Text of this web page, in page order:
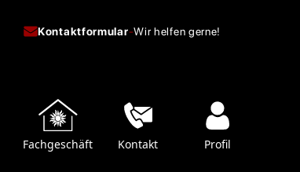
Kontaktformular-Wir helfen gerne!
Fachgeschäft Kontakt Profil